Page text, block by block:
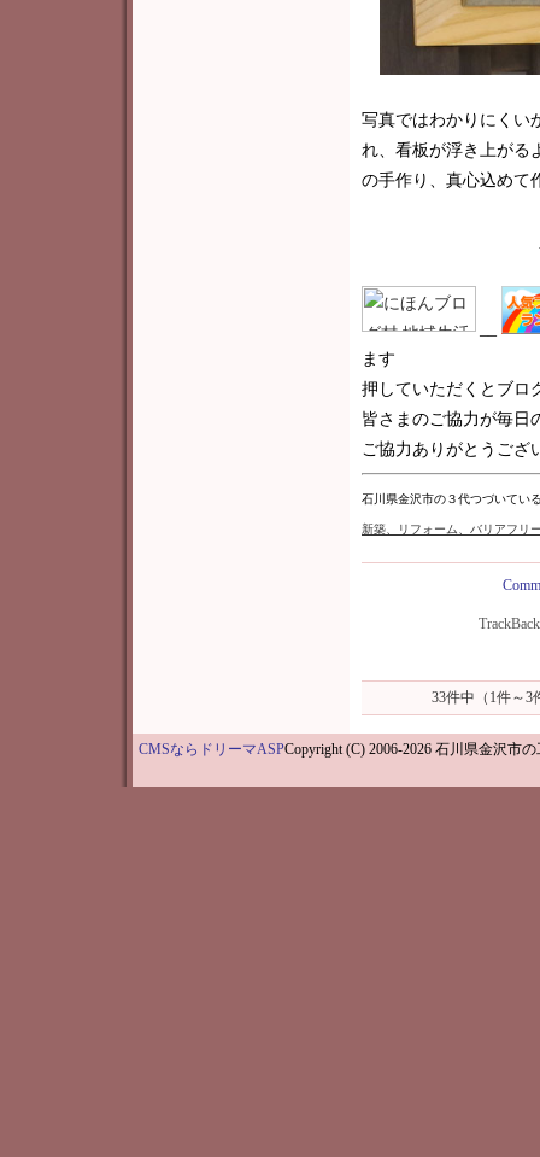
写真ではわかりにくい
れ、看板が浮き上が
の手作り、真心込めて
ます
押していただくとブロ
皆さまのご協力が毎日
ご協力ありがとうござ
石川県金沢市の３代つづいてい
新築 、リフォーム、バリアフリ
33件中（1件～
CMSならドリーマASPCopyright (C) 2006-2026 石川県金沢市